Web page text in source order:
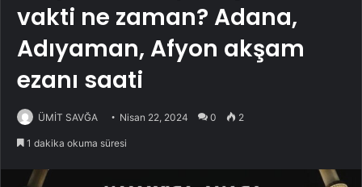
vakti ne zaman? Adana,
Adıyaman, Afyon akşam
ezanı saati
ÜMİT SAVĞA Nisan 22, 2024 0 2
1 dakika okuma süresi